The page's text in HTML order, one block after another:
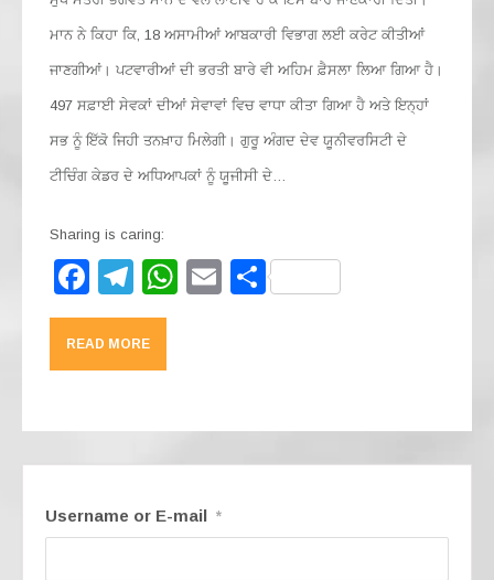
ਮਾਨ ਨੇ ਕਿਹਾ ਕਿ, 18 ਅਸਾਮੀਆਂ ਆਬਕਾਰੀ ਵਿਭਾਗ ਲਈ ਕਰੇਟ ਕੀਤੀਆਂ
ਜਾਣਗੀਆਂ। ਪਟਵਾਰੀਆਂ ਦੀ ਭਰਤੀ ਬਾਰੇ ਵੀ ਅਹਿਮ ਫ਼ੈਸਲਾ ਲਿਆ ਗਿਆ ਹੈ।
497 ਸਫ਼ਾਈ ਸੇਵਕਾਂ ਦੀਆਂ ਸੇਵਾਵਾਂ ਵਿਚ ਵਾਧਾ ਕੀਤਾ ਗਿਆ ਹੈ ਅਤੇ ਇਨ੍ਹਾਂ
ਸਭ ਨੂੰ ਇੱਕੋ ਜਿਹੀ ਤਨਖ਼ਾਹ ਮਿਲੇਗੀ। ਗੁਰੂ ਅੰਗਦ ਦੇਵ ਯੂਨੀਵਰਸਿਟੀ ਦੇ
ਟੀਚਿੰਗ ਕੇਡਰ ਦੇ ਅਧਿਆਪਕਾਂ ਨੂੰ ਯੂਜੀਸੀ ਦੇ…
Sharing is caring:
F
a
c
e
k
T
el
e
gr
W
E S
READ MORE
Username or E-mail *